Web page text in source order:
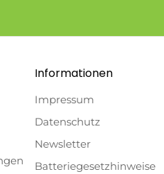
Informationen
Impressum
Datenschutz
Newsletter
Batteriegesetzhinweise